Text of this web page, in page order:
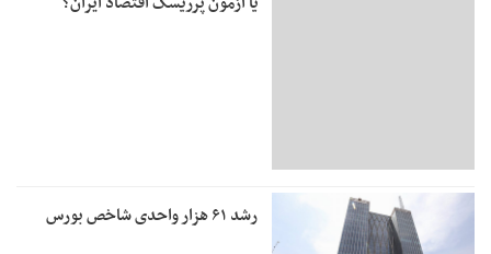
رشد ۶۱ هزار واحدی شاخص بورس